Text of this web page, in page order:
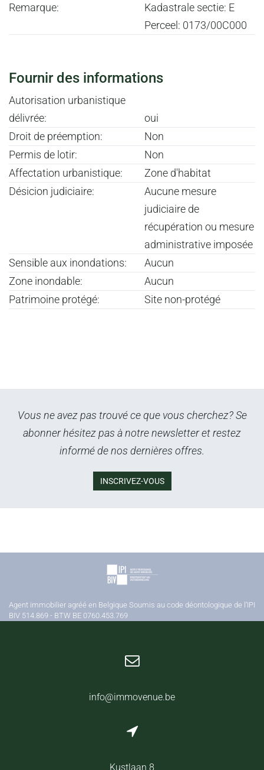
Remarque:
Kadastrale sectie: E
Perceel: 0173/00C000
Fournir des informations
Autorisation urbanistique
délivrée:
oui
Droit de préemption:
Non
Permis de lotir:
Non
Affectation urbanistique:
Zone d'habitat
Désicion judiciaire:
Aucune mesure
judiciaire de
récupération ou mesure
administrative imposée
Sensible aux inondations:
Aucun
Zone inondable:
Aucun
Patrimoine protégé:
Site non-protégé
Vous ne avez pas trouvé ce que vous cherchez? Se
abonner hésitez pas à notre newsletter et restez
informé de nos dernières offres.
INSCRIVEZ-VOUS
Agent immobilier agréé en Belgique Soumis au code déontologique de l’IPI
BIV 514.869 - BTW BE 0760.453.769
info@immovenue.be
Kustlaan 8